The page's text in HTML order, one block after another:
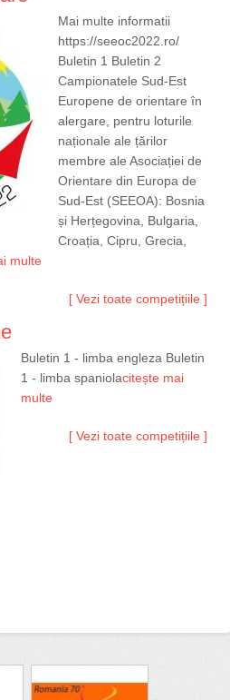
Mai multe informatii
https://seeoc2022.ro/
Buletin 1 Buletin 2
Campionatele Sud-Est
Europene de orientare în
alergare, pentru loturile
naționale ale țărilor
membre ale Asociației de
Orientare din Europa de
Sud-Est (SEEOA): Bosnia
și Herțegovina, Bulgaria,
Croația, Cipru, Grecia,
multe
[ Vezi toate competițiile ]
Buletin 1 - limba engleza Buletin
1 - limba spaniolacitește mai
multe
[ Vezi toate competițiile ]